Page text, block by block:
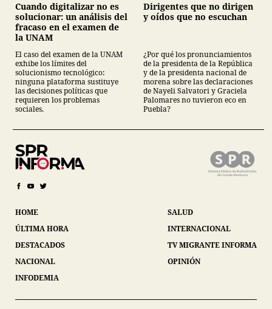
Cuando digitalizar no es
solucionar: un análisis del
fracaso en el examen de
la UNAM
El caso del examen de la UNAM
exhibe los límites del
solucionismo tecnológico:
ninguna plataforma sustituye
las decisiones políticas que
requieren los problemas
sociales.
Dirigentes que no dirigen
y oídos que no escuchan
¿Por qué los pronunciamientos
de la presidenta de la República
y de la presidenta nacional de
morena sobre las declaraciones
de Nayeli Salvatori y Graciela
Palomares no tuvieron eco en
Puebla?
HOME
ÚLTIMA HORA
DESTACADOS
NACIONAL
INFODEMIA
SALUD
INTERNACIONAL
TV MIGRANTE INFORMA
OPINIÓN